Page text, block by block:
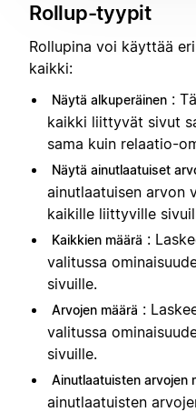
Rollup-tyypit
Rollupina voi käyttää
kaikki:
Näytä alkuperäinen :
kaikki liittyvät sivut
sama kuin relaatio-
Näytä ainutlaatuiset
ainutlaatuisen arvon
kaikille liittyville
Kaikkien määrä :
valitussa
sivuille.
Arvojen määrä :
valitussa
sivuille.
Ainutlaatuisten arvojen
ainutlaatuisten